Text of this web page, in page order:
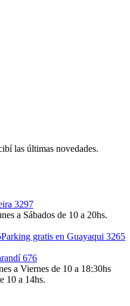
las últimas novedades.
3297
a Sábados de 10 a 20hs.
Parking gratis en Guayaqui 3265
676
a Viernes de 10 a 18:30hs
10 a 14hs.